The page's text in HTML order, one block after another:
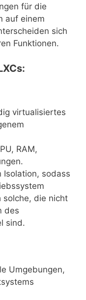
für die
auf einem
sich
Funktionen.
virtualisiertes
RAM,
Isolation, sodass
solche, die nicht
des
sind.
Umgebungen,